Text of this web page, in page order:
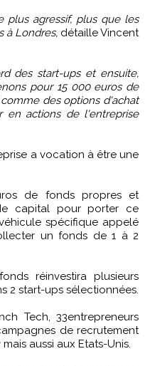
plus agressif, plus que les
à Londres, détaille Vincent
des start-ups et ensuite,
pour 15 000 euros de
des options d'achat
en actions de l'entreprise
a vocation à être une
de fonds propres et
capital pour porter ce
spécifique appelé
un fonds de 1 à 2
réinvestira plusieurs
2 start-ups sélectionnées.
Tech, 33entrepreneurs
de recrutement
aussi aux Etats-Unis.